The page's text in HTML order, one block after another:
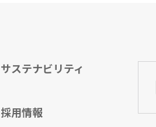
サステナビリティ
採用情報